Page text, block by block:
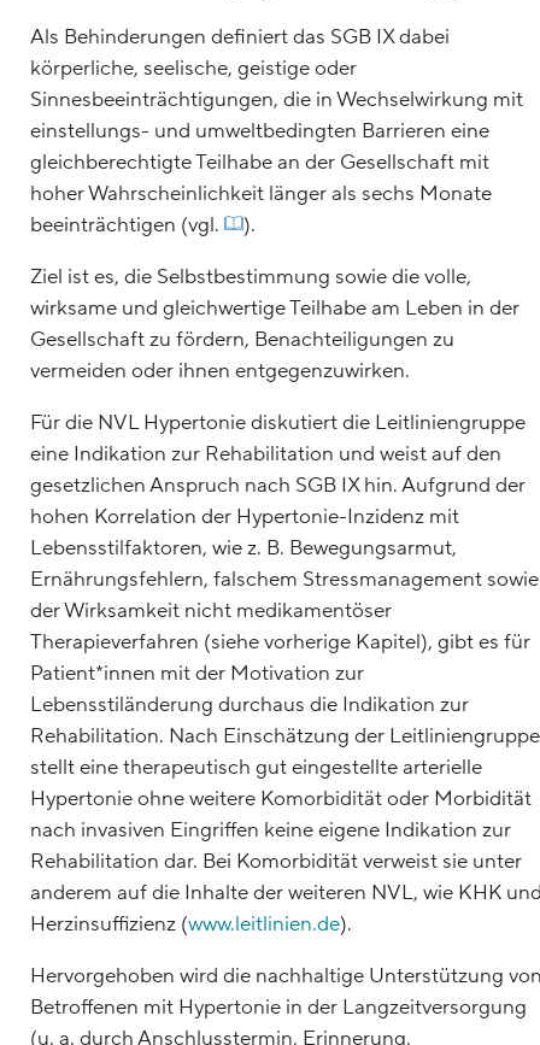
Als Behinderungen definiert das SGB IX dabei
körperliche, seelische, geistige oder
Sinnesbeeinträchtigungen, die in Wechselwirkung mit
einstellungs- und umweltbedingten Barrieren eine
gleichberechtigte Teilhabe an der Gesellschaft mit
hoher Wahrscheinlichkeit länger als sechs Monate
beeinträchtigen (vgl.
).
Ziel ist es, die Selbstbestimmung sowie die volle,
wirksame und gleichwertige Teilhabe am Leben in der
Gesellschaft zu fördern, Benachteiligungen zu
vermeiden oder ihnen entgegenzuwirken.
Für die NVL Hypertonie diskutiert die Leitliniengruppe
eine Indikation zur Rehabilitation und weist auf den
gesetzlichen Anspruch nach SGB IX hin. Aufgrund der
hohen Korrelation der Hypertonie-Inzidenz mit
Lebensstilfaktoren, wie z. B. Bewegungsarmut,
Ernährungsfehlern, falschem Stressmanagement sowie
der Wirksamkeit nicht medikamentöser
Therapieverfahren (siehe vorherige Kapitel), gibt es für
Patient*innen mit der Motivation zur
Lebensstiländerung durchaus die Indikation zur
Rehabilitation. Nach Einschätzung der Leitliniengruppe
stellt eine therapeutisch gut eingestellte arterielle
Hypertonie ohne weitere Komorbidität oder Morbidität
nach invasiven Eingriffen keine eigene Indikation zur
Rehabilitation dar. Bei Komorbidität verweist sie unter
anderem auf die Inhalte der weiteren NVL, wie KHK
Herzinsuffizienz (www.leitlinien.de).
Hervorgehoben wird die nachhaltige Unterstützung
Betroffenen mit Hypertonie in der Langzeitversorgung
(u. a. durch Anschlusstermin, Erinnerung,